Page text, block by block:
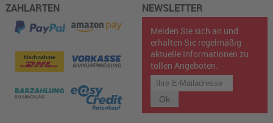
ZAHLARTEN NEWSLETTER
Melden Sie sich an und
erhalten Sie regelmäßig
aktuelle Informationen zu
tollen Angeboten.